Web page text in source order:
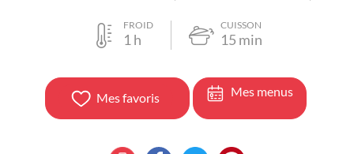
FROID
1 h
CUISSON
15 min
Mes favoris Mes menus